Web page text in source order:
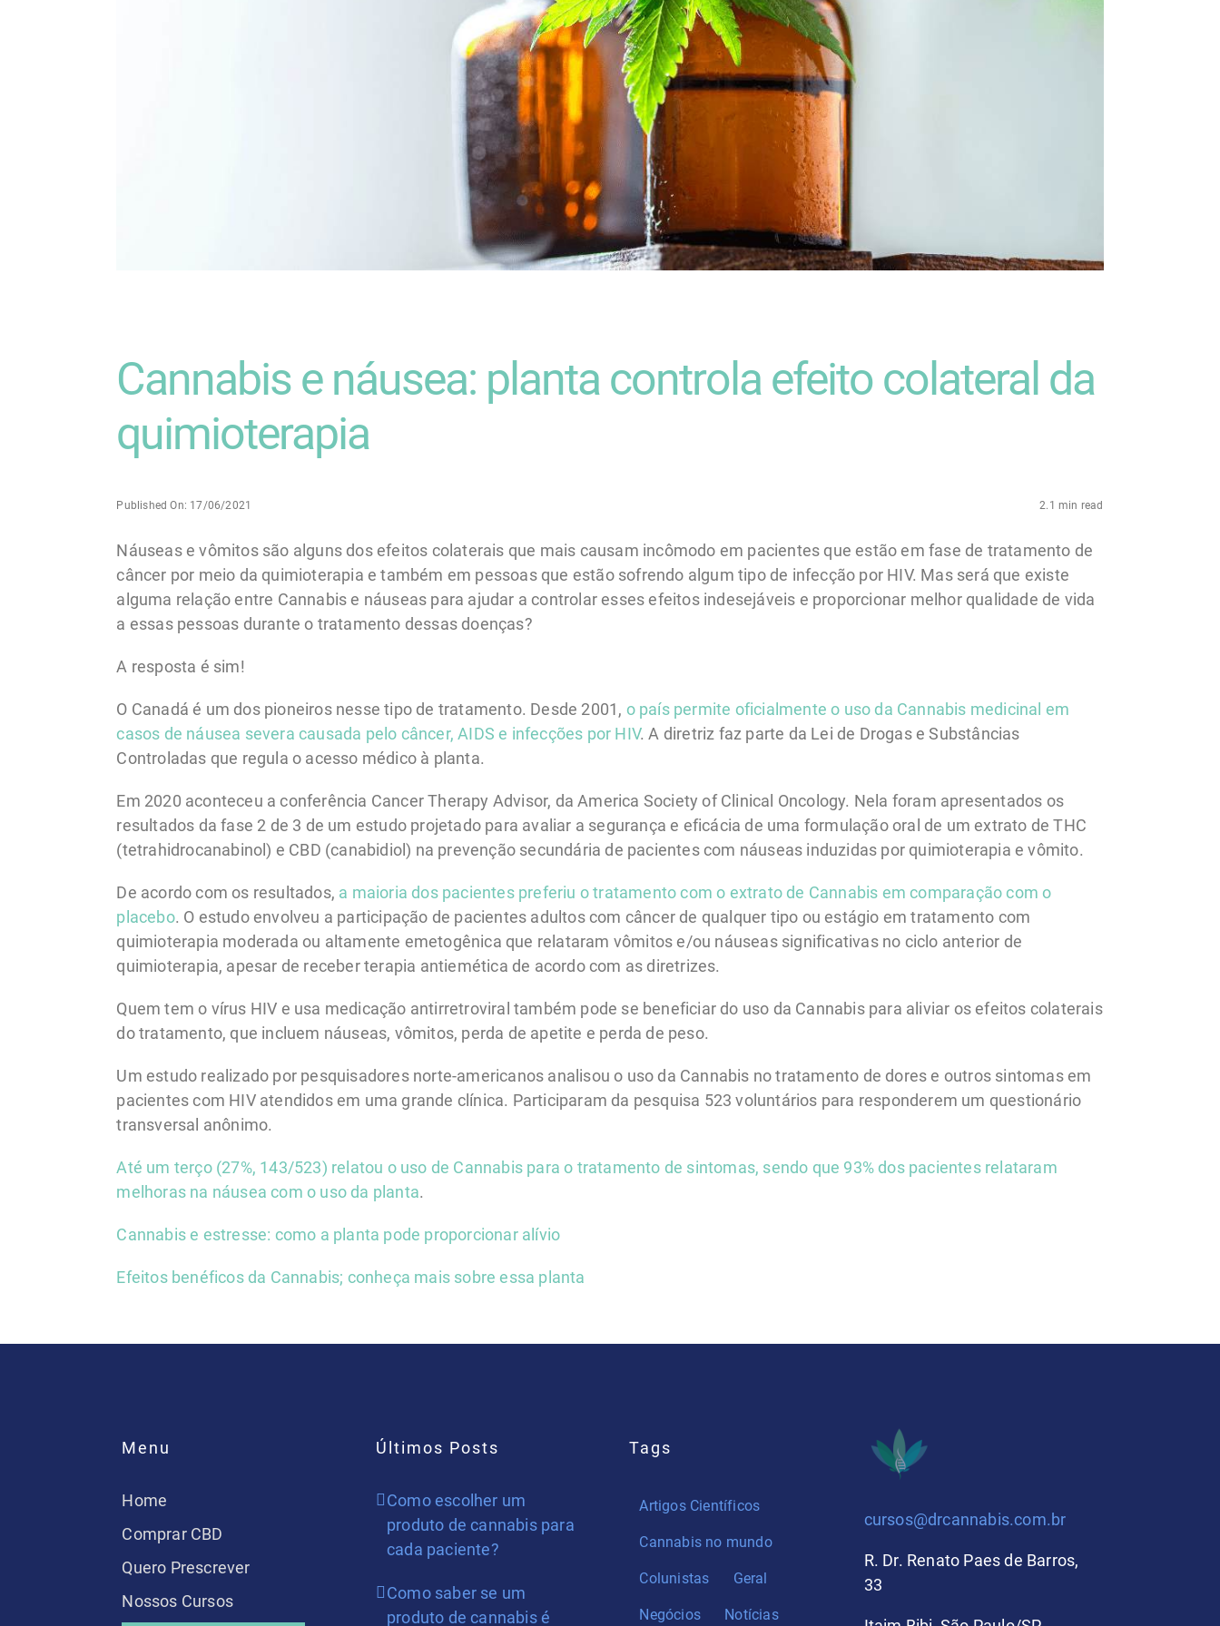
Cannabis e náusea: planta controla efeito colateral da
quimioterapia
Published On: 17/06/2021 2.1 min read
Náuseas e vômitos são alguns dos efeitos colaterais que mais causam incômodo em pacientes que estão em fase de tratamento de
câncer por meio da quimioterapia e também em pessoas que estão sofrendo algum tipo de infecção por HIV. Mas será que existe
alguma relação entre Cannabis e náuseas para ajudar a controlar esses efeitos indesejáveis e proporcionar melhor qualidade de vida
a essas pessoas durante o tratamento dessas doenças?
A resposta é sim!
O Canadá é um dos pioneiros nesse tipo de tratamento. Desde 2001, o país permite oficialmente o uso da Cannabis medicinal em
casos de náusea severa causada pelo câncer, AIDS e infecções por HIV. A diretriz faz parte da Lei de Drogas e Substâncias
Controladas que regula o acesso médico à planta.
Em 2020 aconteceu a conferência Cancer Therapy Advisor, da America Society of Clinical Oncology. Nela foram apresentados os
resultados da fase 2 de 3 de um estudo projetado para avaliar a segurança e eficácia de uma formulação oral de um extrato de THC
(tetrahidrocanabinol) e CBD (canabidiol) na prevenção secundária de pacientes com náuseas induzidas por quimioterapia e vômito.
De acordo com os resultados, a maioria dos pacientes preferiu o tratamento com o extrato de Cannabis em comparação com o
placebo. O estudo envolveu a participação de pacientes adultos com câncer de qualquer tipo ou estágio em tratamento com
quimioterapia moderada ou altamente emetogênica que relataram vômitos e/ou náuseas significativas no ciclo anterior de
quimioterapia, apesar de receber terapia antiemética de acordo com as diretrizes.
Quem tem o vírus HIV e usa medicação antirretroviral também pode se beneficiar do uso da Cannabis para aliviar os efeitos colaterais
do tratamento, que incluem náuseas, vômitos, perda de apetite e perda de peso.
Um estudo realizado por pesquisadores norte-americanos analisou o uso da Cannabis no tratamento de dores e outros sintomas em
pacientes com HIV atendidos em uma grande clínica. Participaram da pesquisa 523 voluntários para responderem um questionário
transversal anônimo.
Até um terço (27%, 143/523) relatou o uso de Cannabis para o tratamento de sintomas, sendo que 93% dos pacientes relataram
melhoras na náusea com o uso da planta.
Cannabis e estresse: como a planta pode proporcionar alívio
Efeitos benéficos da Cannabis; conheça mais sobre essa planta
Menu
Home
Comprar CBD
Quero Prescrever
Nossos Cursos
Últimos Posts
Como escolher um
produto de cannabis para
cada paciente?
Como saber se um
produto de cannabis é
Tags
Artigos Científicos
Cannabis no mundo
Colunistas Geral
Negócios Notícias
cursos@drcannabis.com.br
R. Dr. Renato Paes de Barros,
33